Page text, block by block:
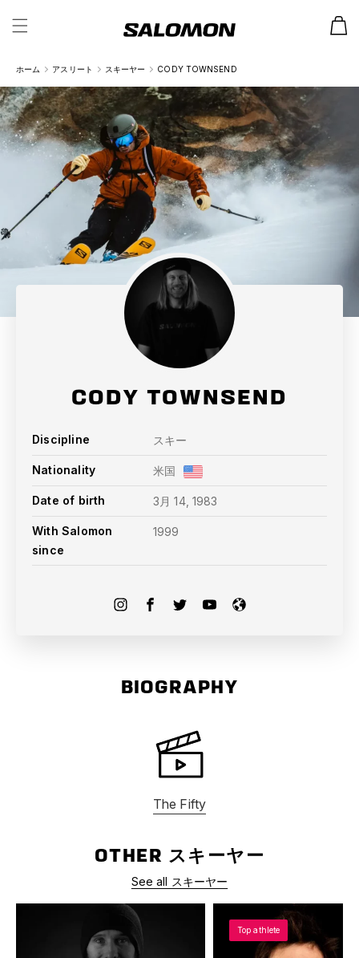
ー
ホーム アスリート スキーヤー CODY TOWNSEND
CODY TOWNSEND
Discipline スキー
Nationality 米国
Date of birth 3月 14, 1983
With Salomon
since
1999
BIOGRAPHY
The Fifty
OTHER スキーヤー
See all スキーヤー
Top athlete